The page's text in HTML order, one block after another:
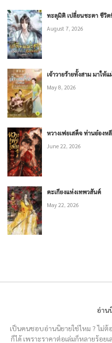
ทะลุมิติ เปลี่ยนชะตา ชีวิต
August 7, 2026
เจ้าวายร้ายทั้งสาม มาให้
May 8, 2026
หวางเฟยเสด็จ ท่านอ๋องห
June 22, 2026
ตะเกียงแห่งเทพวสันต์
May 22, 2026
อ่าน
เป็นคนชอบอ่านนิยายใช่ไหม ? ไม่
ก็ได้ เพราะราคาต่อเล่มก็หลายร้อ